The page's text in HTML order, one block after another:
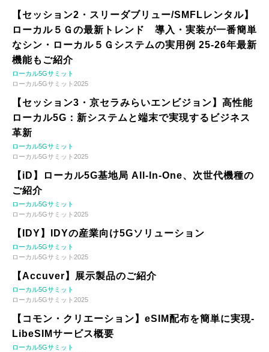
【セッション2・スリーダブリュー/SMFLレンタル】
ローカル５Ｇの最新トレンド 導入・実装が一番簡単
なシン・ローカル５Ｇシステムの実用例 25-26年最新
機能もご紹介
ローカル5Gサミット
ローカル5Gサミット2025
【セッション3・京セラみらいエンビジョン】高性能
ローカル5G：新システムと端末で実現するビジネス
革新
ローカル5Gサミット
ローカル5Gサミット2025
【iD】ローカル5G基地局 All-In-One、次世代機種の
ご紹介
ローカル5Gサミット
ローカル5Gサミット2025
【IDY】IDYの産業向け5Gソリューション
ローカル5Gサミット
ローカル5Gサミット2025
【Accuver】展示製品のご紹介
ローカル5Gサミット
ローカル5Gサミット2025
【コモン・クリエーション】eSIM配布を簡単に実現-
LibeSIMサービス概要
ローカル5Gサミット